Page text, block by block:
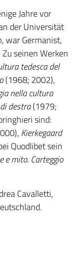
Jahre vor
der Universität
war Germanist,
seinen Werken
tedesca del
(1968; 2002),
nella cultura
destra(1979;
sind:
Kierkegaard
Quodlibet sein
e mito. Carteggio
Cavalletti,